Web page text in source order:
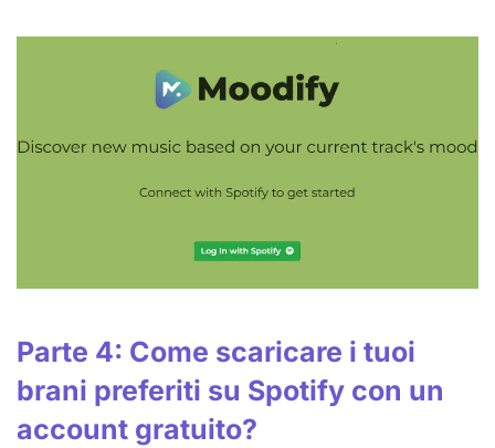
Parte 4: Come scaricare i tuoi
brani preferiti su Spotify con un
account gratuito?